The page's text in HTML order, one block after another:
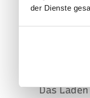
der Dienste
Die
Das